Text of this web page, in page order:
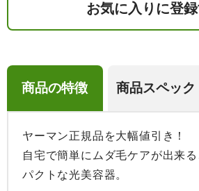
お気に入りに登
商品の特徴 商品スペック
ヤーマン正規品を大幅値引き！
自宅で簡単にムダ毛ケアが出来
パクトな光美容器。